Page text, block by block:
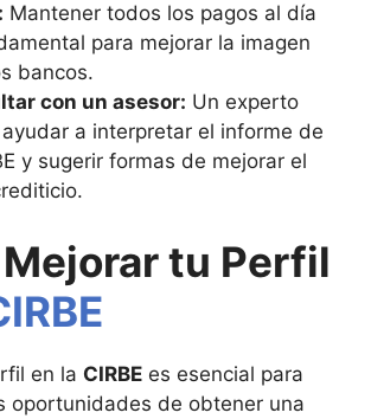
Mantener todos los pagos al día
para mejorar la imagen
bancos.
con un asesor: Un experto
a interpretar el informe de
y sugerir formas de mejorar el
tu Perfil
en la CIRBE es esencial para
oportunidades de obtener una